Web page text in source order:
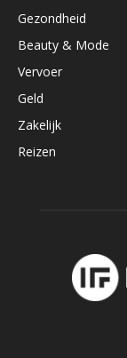
Gezondheid
Beauty & Mode
Vervoer
Geld
Zakelijk
Reizen